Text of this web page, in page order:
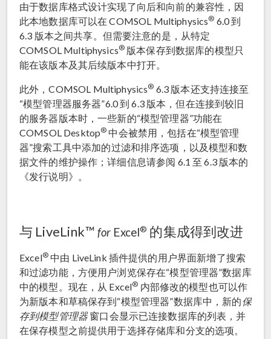
由于数据库格式设计实现了向后和向前的兼容性，因
此本地数据库可以在 COMSOL Multiphysics® 6.0 到
6.3 版本之间共享。但需要注意的是，从特定
COMSOL Multiphysics® 版本保存到数据库的模型只
能在该版本及其后续版本中打开。
此外，COMSOL Multiphysics® 6.3 版本还支持连接至
“模型管理器服务器”6.0 到 6.3 版本，但在连接到较旧
的服务器版本时，一些新的“模型管理器”功能在
COMSOL Desktop® 中会被禁用，包括在“模型管理
器”搜索工具中添加的过滤和排序选项，以及模型和数
据文件的维护操作；详细信息请参阅 6.1 至 6.3 版本的
《发行说明》。
与 LiveLink™ for Excel® 的集成得到改进
Excel®中由 LiveLink 插件提供的用户界面新增了搜索
和过滤功能，方便用户浏览保存在“模型管理器”数据库
中的模型。现在，从 Excel® 内部修改的模型也可以作
为新版本和草稿保存到“模型管理器”数据库中，新的保
存到模型管理器窗口会显示已连接数据库的列表，并
在保存模型之前提供用于选择存储库和分支的选项。